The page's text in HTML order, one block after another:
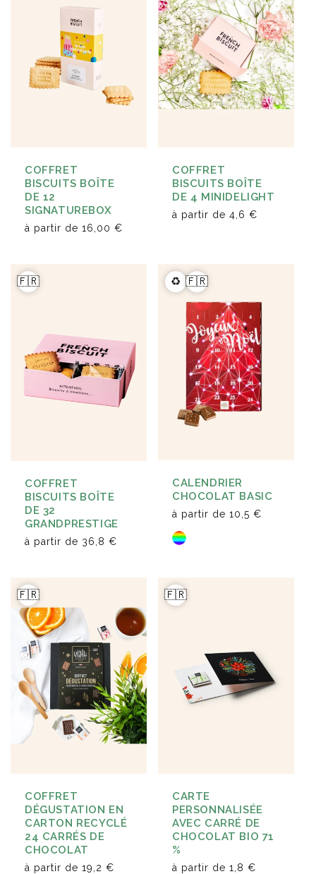
COFFRET
BISCUITS BOÎTE
DE 12
SIGNATUREBOX
à partir de 16,00 €
COFFRET
BISCUITS BOÎTE
DE 4 MINIDELIGHT
à partir de 4,6 €
🇫🇷
COFFRET
BISCUITS BOÎTE
DE 32
GRANDPRESTIGE
à partir de 36,8 €
♻️ 🇫🇷
CALENDRIER
CHOCOLAT BASIC
à partir de 10,5 €
🇫🇷
COFFRET
DÉGUSTATION EN
CARTON RECYCLÉ
24 CARRÉS DE
CHOCOLAT
à partir de 19,2 €
🇫🇷
CARTE
PERSONNALISÉE
AVEC CARRÉ DE
CHOCOLAT BIO 71
%
à partir de 1,8 €